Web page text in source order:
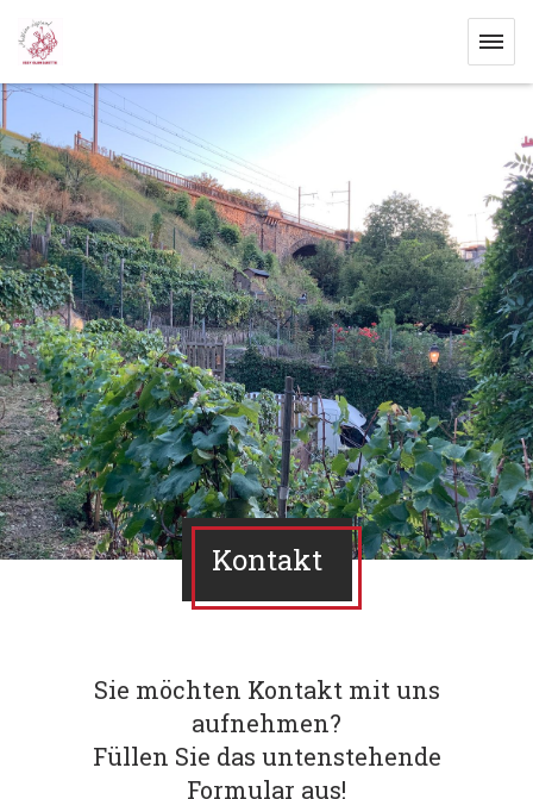
Kontakt
Sie möchten Kontakt mit uns
aufnehmen?
Füllen Sie das untenstehende
Formular aus!